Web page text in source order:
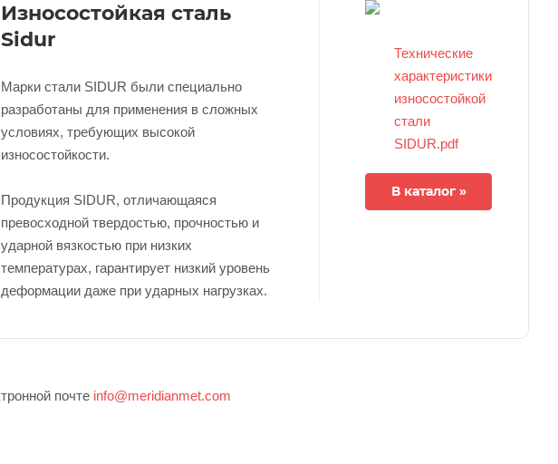
Износостойкая сталь
Sidur
Марки стали SIDUR были специально
разработаны для применения в сложных
условиях, требующих высокой
износостойкости.
Продукция SIDUR, отличающаяся
превосходной твердостью, прочностью и
ударной вязкостью при низких
температурах, гарантирует низкий уровень
деформации даже при ударных нагрузках.
Технические
характеристики
износостойкой
стали
SIDUR.pdf
В каталог »
почте info@meridianmet.com